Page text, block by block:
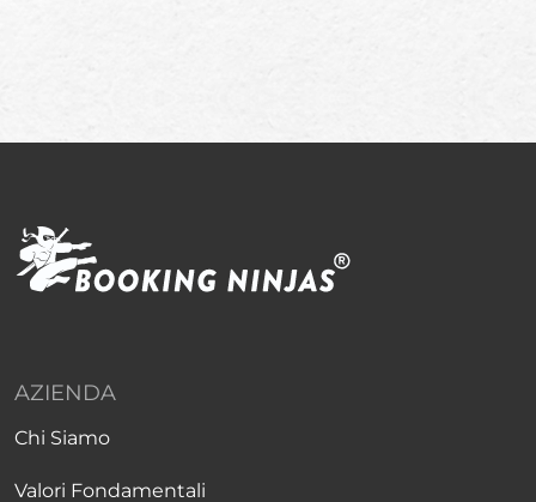
AZIENDA
Chi Siamo
Valori Fondamentali